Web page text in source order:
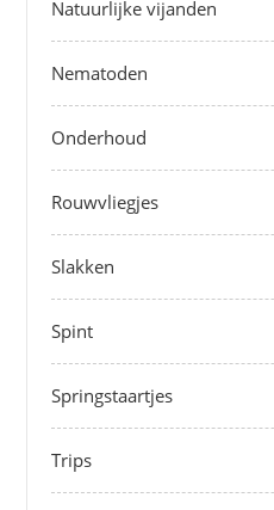
Natuurlijke vijanden
Nematoden
Onderhoud
Rouwvliegjes
Slakken
Spint
Springstaartjes
Trips